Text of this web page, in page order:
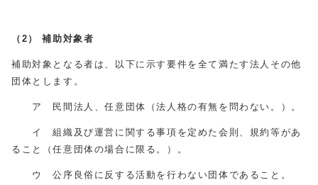
（2）補助対象者
補助対象となる者は、以下に示す要件を全て満たす法人その他
団体とします。
ア 民間法人、任意団体（法人格の有無を問わない。）。
イ 組織及び運営に関する事項を定めた会則、規約等があ
ること（任意団体の場合に限る。）。
ウ 公序良俗に反する活動を行わない団体であること。